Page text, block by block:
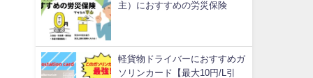
主）におすすめの労災保険
軽貨物ドライバーにおすすめガ
ソリンカード【最大10円/L引